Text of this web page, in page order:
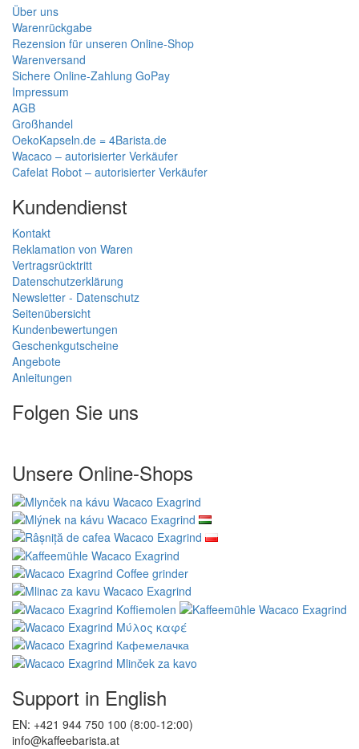
Über uns
Warenrückgabe
Rezension für unseren Online-Shop
Warenversand
Sichere Online-Zahlung GoPay
Impressum
AGB
Großhandel
OekoKapseln.de = 4Barista.de
Wacaco – autorisierter Verkäufer
Cafelat Robot – autorisierter Verkäufer
Kundendienst
Kontakt
Reklamation von Waren
Vertragsrücktritt
Datenschutzerklärung
Newsletter - Datenschutz
Seitenübersicht
Kundenbewertungen
Geschenkgutscheine
Angebote
Anleitungen
Folgen Sie uns
Unsere Online-Shops
Support in English
EN: +421 944 750 100 (8:00-12:00)
info@kaffeebarista.at